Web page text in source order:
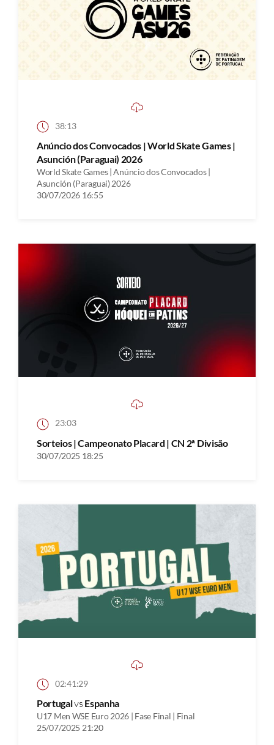
38:13
Anúncio dos Convocados | World Skate Games |
Asunción (Paraguai) 2026
World Skate Games | Anúncio dos Convocados |
Asunción (Paraguai) 2026
30/07/2026 16:55
23:03
Sorteios | Campeonato Placard | CN 2ª Divisão
30/07/2025 18:25
02:41:29
Portugalvs Espanha
U17 Men WSE Euro 2026 | Fase Final | Final
25/07/2025 21:20